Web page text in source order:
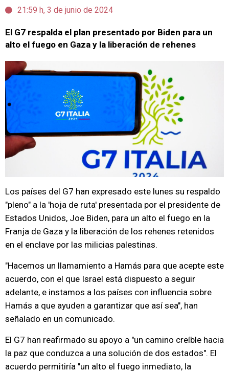
21:59 h, 3 de junio de 2024
El G7 respalda el plan presentado por Biden para un
alto el fuego en Gaza y la liberación de rehenes
Los países del G7 han expresado este lunes su respaldo
"pleno" a la 'hoja de ruta' presentada por el presidente de
Estados Unidos, Joe Biden, para un alto el fuego en la
Franja de Gaza y la liberación de los rehenes retenidos
en el enclave por las milicias palestinas.
"Hacemos un llamamiento a Hamás para que acepte este
acuerdo, con el que Israel está dispuesto a seguir
adelante, e instamos a los países con influencia sobre
Hamás a que ayuden a garantizar que así sea", han
señalado en un comunicado.
El G7 han reafirmado su apoyo a "un camino creíble hacia
la paz que conduzca a una solución de dos estados". El
acuerdo permitiría "un alto el fuego inmediato, la